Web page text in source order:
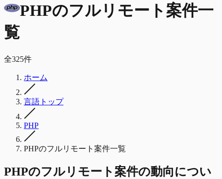
PHPのフルリモート 案件一
覧
全325件
ホーム
言語トップ
PHP
PHPのフルリモート案件一覧
PHPのフルリモート 案件の動向につい